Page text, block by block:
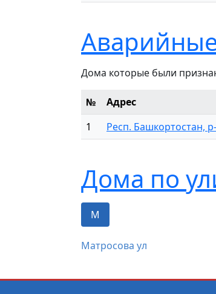
Дома которые были
№ Адрес
1
Респ. Башкортостан,
Дома по
М
Матросова ул